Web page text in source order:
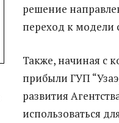
решение
переход к модели
Также, начиная с
прибыли ГУП
развития
использоваться